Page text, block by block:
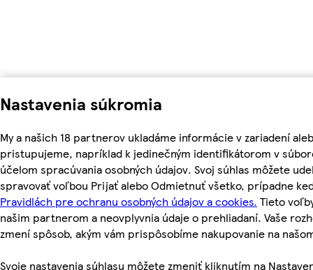
Nastavenia súkromia
My a našich 18 partnerov ukladáme informácie v zariadení
pristupujeme, napríklad k jedinečným identifikátorom v
účelom spracúvania osobných údajov. Svoj súhlas môžete
spravovať voľbou Prijať alebo Odmietnuť všetko, prípadne
Pravidlách pre ochranu osobných údajov a cookies. Tieto
našim partnerom a neovplyvnia údaje o prehliadaní. Vaše
zmení spôsob, akým vám prispôsobíme nakupovanie na
Svoje nastavenia súhlasu môžete zmeniť kliknutím na